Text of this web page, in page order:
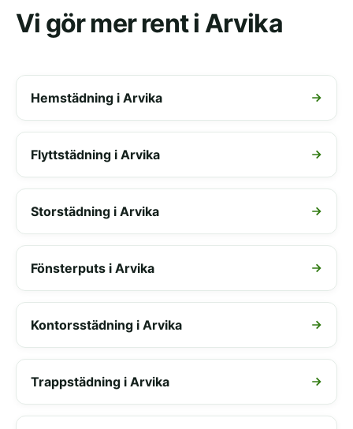
Vi gör mer rent i Arvika
Hemstädning i Arvika
Flyttstädning i Arvika
Storstädning i Arvika
Fönsterputs i Arvika
Kontorsstädning i Arvika
Trappstädning i Arvika